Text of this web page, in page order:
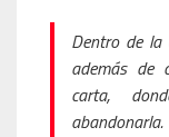
Dentro de la
además de
carta,
abandonarla.